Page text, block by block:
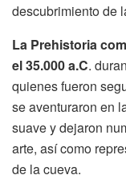
descubrimiento de
La Prehistoria
el 35.000 a.C.
quienes fueron
se aventuraron en
suave y dejaron
arte, así como
de la cueva.